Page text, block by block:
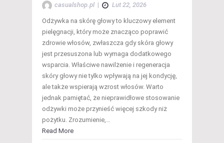
casualshop.pl | Lut 22, 2026
Odżywka na skórę głowy to kluczowy element
pielęgnacji, który może znacząco poprawić
zdrowie włosów, zwłaszcza gdy skóra głowy
jest przesuszona lub wymaga dodatkowego
wsparcia. Właściwe nawilżenie i regeneracja
skóry głowy nie tylko wpływają na jej kondycję,
ale także wspierają wzrost włosów. Warto
jednak pamiętać, że nieprawidłowe stosowanie
odżywki może przynieść więcej szkody niż
pożytku. Zrozumienie,…
Read More